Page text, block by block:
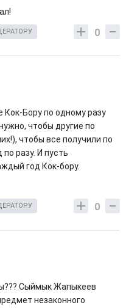
0
Бору по одному разу
чтобы другие по
чтобы все получили по
разу. И пусть
год Кок-бору.
0
Сыймык Жапыкеев
незаконного